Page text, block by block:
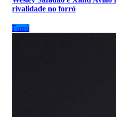
rivalidade no forró
Forró